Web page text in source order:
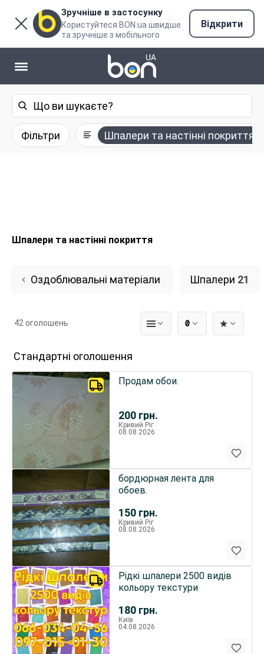
Зручніше в застосунку
Користуйтеся BON.ua швидше
та зручніше з мобільного
Відкрити
Фільтри Шпалери та настінні покриття
Шпалери та настінні покриття
Оздоблювальні матеріали Шпалери 21
₴
42 оголошень
Стандартні оголошення
200 грн.
Продам обои.
Кривий Ріг
08.08.2026
150 грн.
бордюрная лента для
обоев.
Кривий Ріг
08.08.2026
180 грн.
Рідкі шпалери 2500 видів
кольору текстури
Київ
04.08.2026